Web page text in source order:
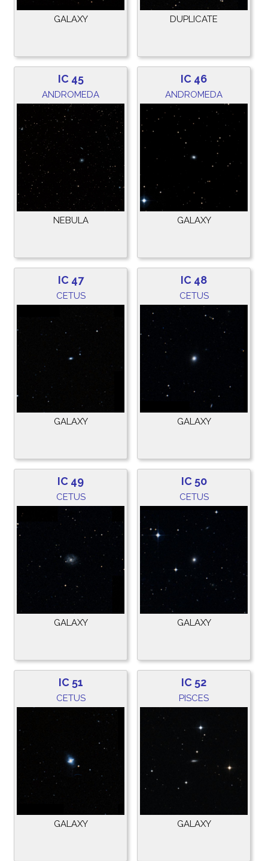
GALAXY DUPLICATE
IC 45
ANDROMEDA
NEBULA
IC 46
ANDROMEDA
GALAXY
IC 47
CETUS
GALAXY
IC 48
CETUS
GALAXY
IC 49
CETUS
GALAXY
IC 50
CETUS
GALAXY
IC 51
CETUS
GALAXY
IC 52
PISCES
GALAXY